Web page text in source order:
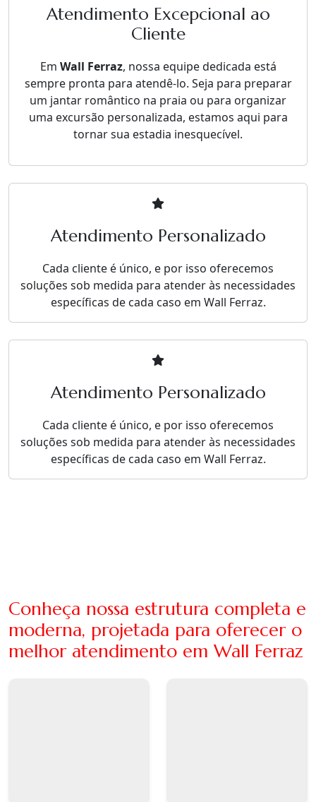
Atendimento Excepcional ao
Cliente
Em Wall Ferraz, nossa equipe dedicada está
sempre pronta para atendê-lo. Seja para preparar
um jantar romântico na praia ou para organizar
uma excursão personalizada, estamos aqui para
tornar sua estadia inesquecível.
Atendimento Personalizado
Cada cliente é único, e por isso oferecemos
soluções sob medida para atender às necessidades
específicas de cada caso em Wall Ferraz.
Atendimento Personalizado
Cada cliente é único, e por isso oferecemos
soluções sob medida para atender às necessidades
específicas de cada caso em Wall Ferraz.
Conheça nossa estrutura completa e
moderna, projetada para oferecer o
melhor atendimento em Wall Ferraz